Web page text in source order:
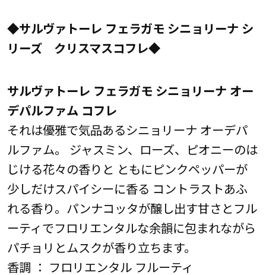
◆サルヴァトーレ フェラガモ シニョリーナ シ
リーズ クリスマスコフレ◆
サルヴァトーレ フェラガモ シニョリーナ オー
デパルファム コフレ
それは優雅で気品あるシニョリーナ オーデパ
ルファム。 ジャスミン、ローズ、ピオニーのは
じける花々の香りと ともにピンクペッパーが
少しだけスパイシーに香る コントラストあふ
れる香り。パンナコッタが醸し出す甘さとフル
ーティでフロリエンタルな余韻に包まれながら
パチョリとムスクが香り立ちます。
香調 ： フロリエンタル フルーティ